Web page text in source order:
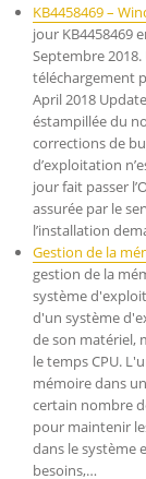
KB4458469 –
jour KB4458469
Septembre
téléchargement
April 2018
éstampillée du
corrections de
d’exploitation
jour fait passer
assurée par le
l’installation
Gestion de la
gestion de la
système
d'un système
de son matériel,
le temps CPU.
mémoire dans
certain nombre
pour maintenir
dans le système
besoins,…